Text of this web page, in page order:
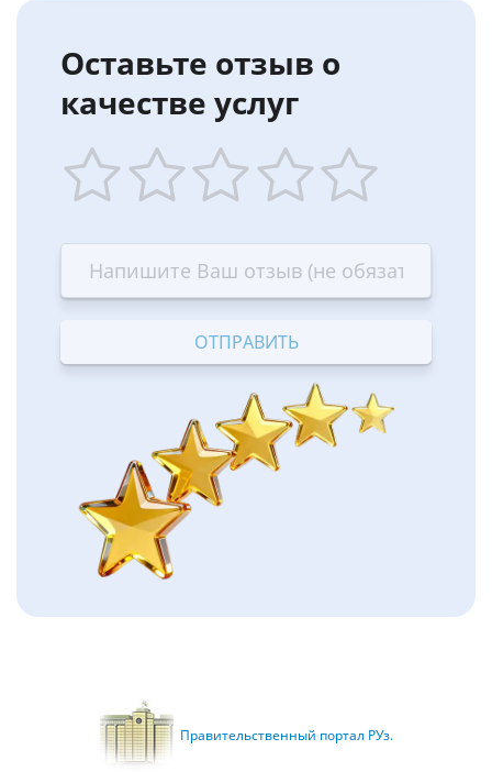
Оставьте отзыв о
качестве услуг
star
Terrible
stars
—
Bad
stars
—
OK
stars
—
Good
stars
—
Excellent
Правительственный портал РУз.